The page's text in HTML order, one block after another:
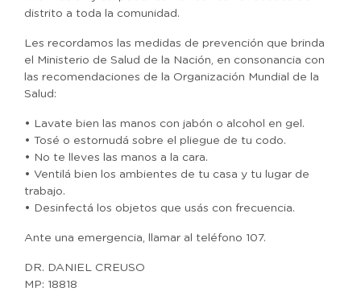
distrito a toda la comunidad.
Les recordamos las medidas de prevención que brinda
el Ministerio de Salud de la Nación, en consonancia con
las recomendaciones de la Organización Mundial de la
Salud:
• Lavate bien las manos con jabón o alcohol en gel.
• Tosé o estornudá sobre el pliegue de tu codo.
• No te lleves las manos a la cara.
• Ventilá bien los ambientes de tu casa y tu lugar de
trabajo.
• Desinfectá los objetos que usás con frecuencia.
Ante una emergencia, llamar al teléfono 107.
DR. DANIEL CREUSO
MP: 18818